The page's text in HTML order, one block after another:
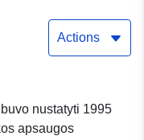
Actions
nustatyti 1995
apsaugos